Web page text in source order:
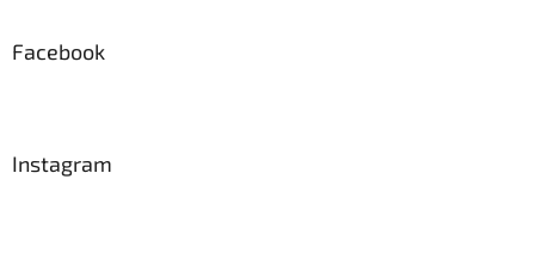
Facebook
Instagram